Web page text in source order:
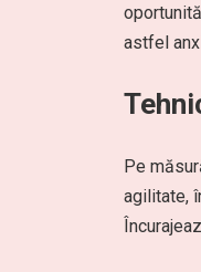
astfel
Pe
agilitate,